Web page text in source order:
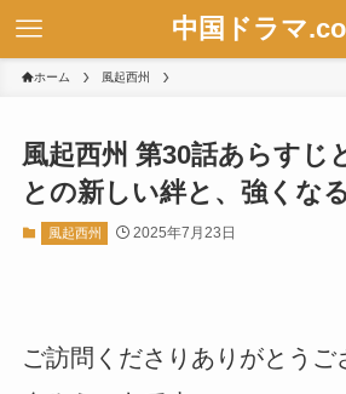
中国ドラマ
ホーム 風起西州
風起西州 第30話あらすじ
との新しい絆と、強くな
風起西州 2025年7月23日
ご訪問くださりありがとうご